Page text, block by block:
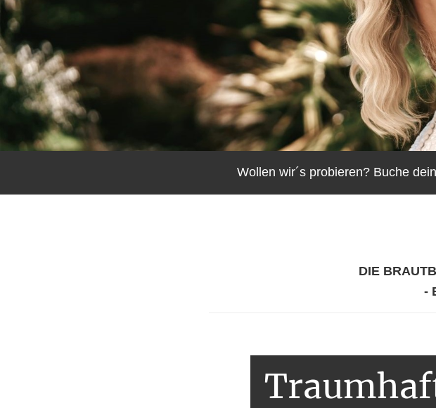
Wollen wir´s probieren? Buche
DIE
-